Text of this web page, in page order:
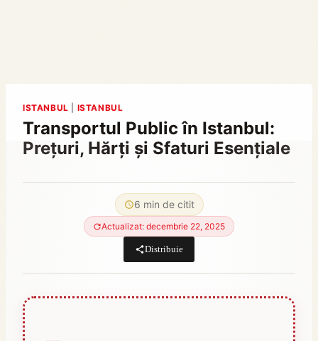
ISTANBUL ISTANBUL
Transportul Public în Istanbul:
Prețuri, Hărți și Sfaturi Esențiale
6 min de citit
Actualizat: decembrie 22, 2025
Distribuie